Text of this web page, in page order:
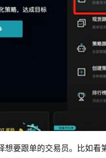
想要跟单的交易员。比如